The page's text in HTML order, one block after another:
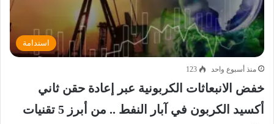
استدامة
منذ أسبوع واحد 123
خفض الانبعاثات الكربونية عبر إعادة حقن ثاني
أكسيد الكربون في آبار النفط .. من أبرز 5 تقنيات